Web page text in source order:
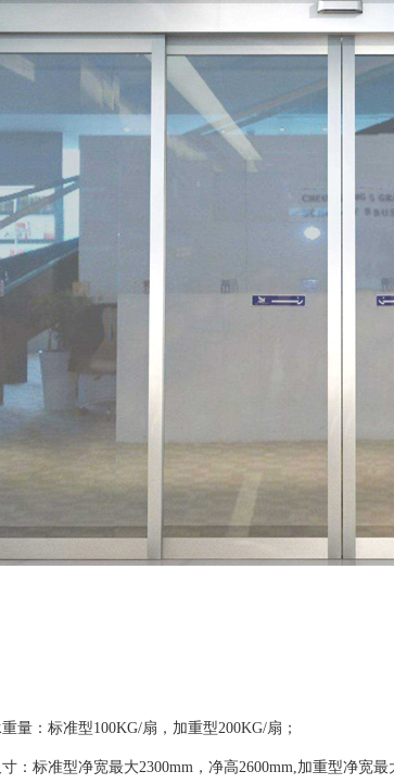
量：标准型100KG/扇，加重型200KG/扇；
：标准型净宽最大2300mm，净高2600mm,加重型净宽